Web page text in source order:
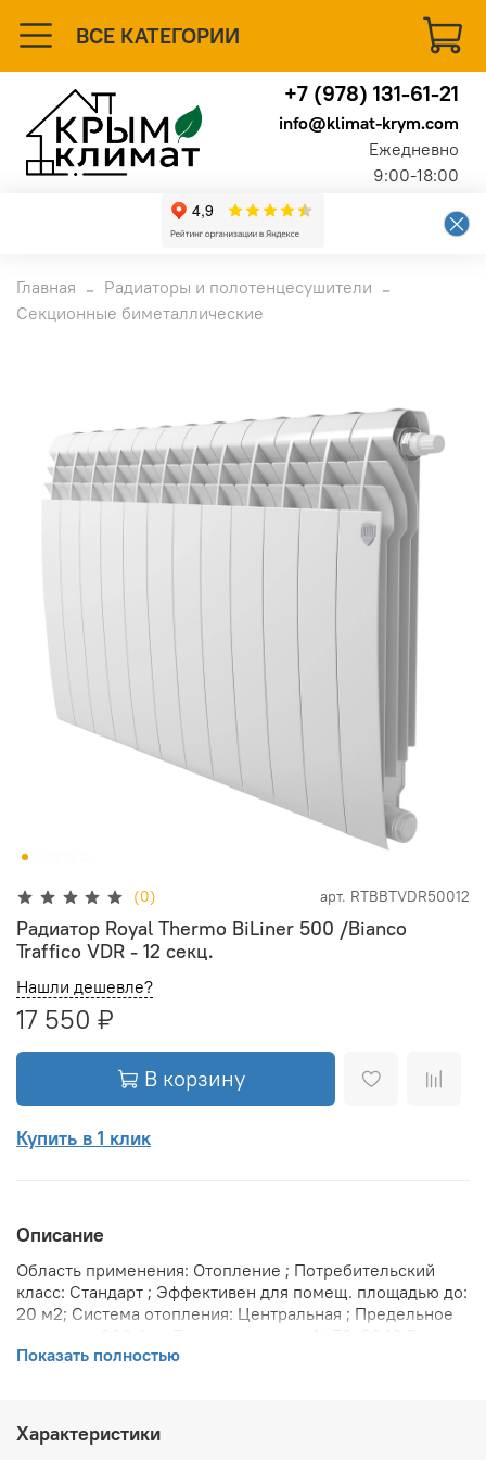
ВСЕ КАТЕГОРИИ
+7 (978) 131-61-21
info@klimat-krym.com
Ежедневно
9:00-18:00
Главная
Радиаторы и полотенцесушители
Секционные биметаллические
(0) арт. RTBBTVDR50012
Радиатор Royal Thermo BiLiner 500 /Bianco
Traffico VDR - 12 секц.
Нашли дешевле?
17 550 ₽
В корзину
Купить в 1 клик
Описание
Область применения: Отопление ; Потребительский
класс: Стандарт ; Эффективен для помещ. площадью до:
20 м2; Система отопления: Центральная ; Предельное
Теплоотдача при Δt 60: 1668 Вт; Теплоотдача при Δt 50:
Горизонтальное ; Вид установки (крепления): Настенная
; Макс. температура теплоносителя: 110 °С; Межосевое
Показать полностью
Характеристики